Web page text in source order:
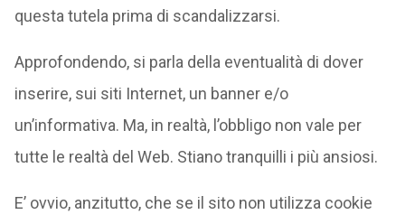
questa tutela prima di scandalizzarsi.
Approfondendo, si parla della eventualità di dover
inserire, sui siti Internet, un banner e/o
un’informativa. Ma, in realtà, l’obbligo non vale per
tutte le realtà del Web. Stiano tranquilli i più ansiosi.
E’ ovvio, anzitutto, che se il sito non utilizza cookie